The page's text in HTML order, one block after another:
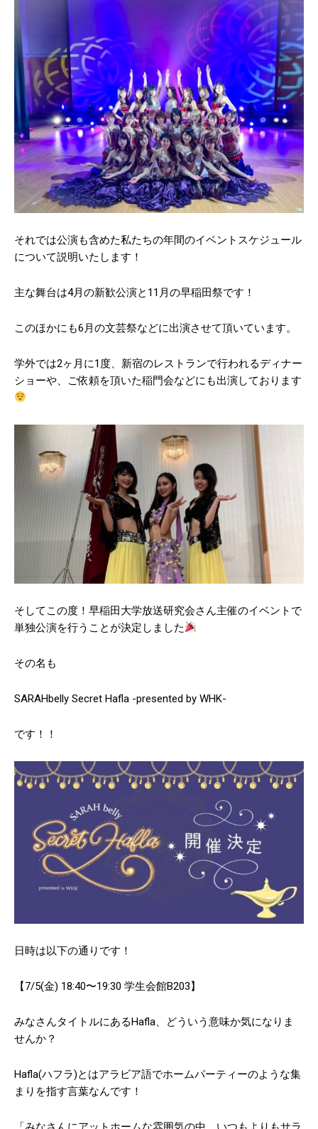
早大生日記 Waterのカタカナ発音は
こう覚えれば良くない？
語学 早稲田地域メディア研究会 2019年10月21日
今日の馬場人！～早稲田大学唯一！日焼けボランティアサー
2019年5月23日
新宿スポーツセンター サッカーアカデミー
2019年7月3日
ワセダクラブ サッカーDiv
2019年6月28日
三菱商事を脱サラという異色の早稲田OB起業家へのインタ
ビュー！
2019年11月15日
全カテゴリー過去のPVランキング
12年で5店舗の飲食店経営に成
今日の馬場人！～早稲田大学唯
新宿スポーツセンター サッカー
アカデミー
ワセダクラブ サッカーDIV
三菱商事を脱サラという異色の
馬場ふらっとカフェ〜
昭和の雰囲気漂う、安くて美味
い居酒屋さん 〜大ちゃん〜
「立ちスパ アッパーカット」自
分好みの味を見つけてみては？
- WU Rank -
- SPC Rank -
それでは公演も含めた私たちの年間のイベントスケジュール
について説明いたします！
主な舞台は4月の新歓公演と11月の早稲田祭です！
このほかにも6月の文芸祭などに出演させて頂いています。
学外では2ヶ月に1度、新宿のレストランで行われるディナー
ショーや、ご依頼を頂いた稲門会などにも出演しております
そしてこの度！早稲田大学放送研究会さん主催のイベントで
単独公演を行うことが決定しました
その名も
SARAHbelly Secret Hafla -presented by WHK-
です！！
日時は以下の通りです！
【7/5(金) 18:40〜19:30 学生会館B203】
みなさんタイトルにあるHafla、どういう意味か気になりま
せんか？
Hafla(ハフラ)とはアラビア語でホームパーティーのような集
まりを指す言葉なんです！